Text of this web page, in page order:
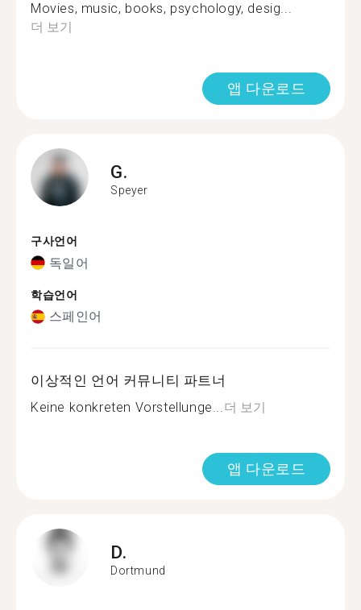
Movies, music, books, psychology, desig...
더 보기
앱 다운로드
G.
Speyer
구사언어
독일어
학습언어
스페인어
이상적인 언어 커뮤니티 파트너
Keine konkreten Vorstellunge...더 보기
앱 다운로드
D.
Dortmund